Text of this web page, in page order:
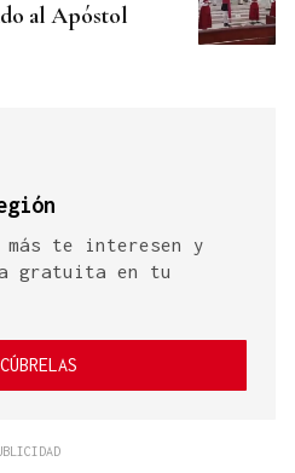
al Apóstol
te interesen y
gratuita en tu